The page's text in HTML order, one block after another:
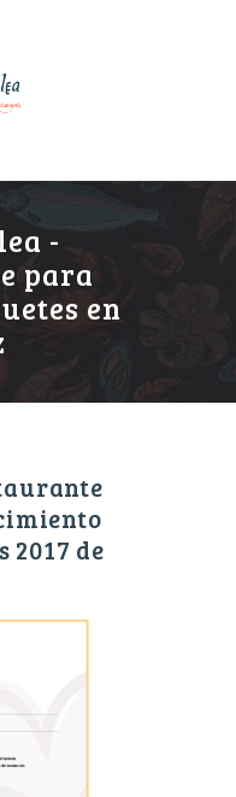
-
para
en
de